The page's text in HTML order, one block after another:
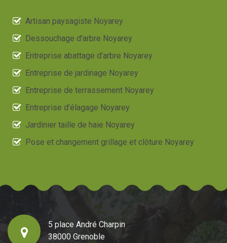
Artisan paysagiste Noyarey
Dessouchage d'arbre Noyarey
Entreprise abattage d'arbre Noyarey
Entreprise de jardinage Noyarey
Entreprise de terrassement Noyarey
Entreprise d'élagage Noyarey
Jardinier taille de haie Noyarey
Pose et changement grillage et clôture Noyarey
5 place André Charpin
38000 Grenoble